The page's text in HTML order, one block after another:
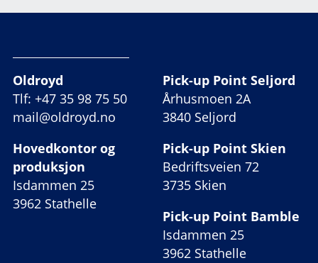
Oldroyd
Tlf: +47 35 98 75 50
mail@oldroyd.no
Hovedkontor og
produksjon
Isdammen 25
3962 Stathelle
Pick-up Point Seljord
Århusmoen 2A
3840 Seljord
Pick-up Point Skien
Bedriftsveien 72
3735 Skien
Pick-up Point Bamble
Isdammen 25
3962 Stathelle